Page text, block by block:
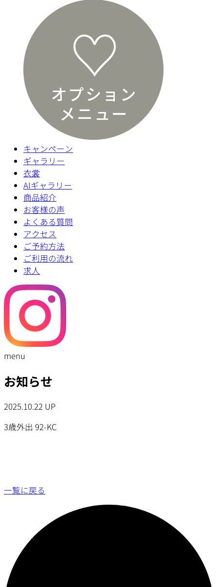
キャンペーン
ギャラリー
衣裳
AIギャラリー
商品紹介
お客様の声
よくある質問
アクセス
ご予約方法
ご利用の流れ
求人
menu
お知らせ
2025.10.22 UP
3歳外出 92-KC
一覧に戻る